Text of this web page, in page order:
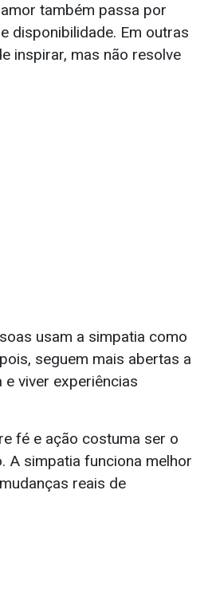
também passa por
disponibilidade. Em outras
inspirar, mas não resolve
usam a simpatia como
seguem mais abertas a
e viver experiências
fé e ação costuma ser o
A simpatia funciona melhor
reais de